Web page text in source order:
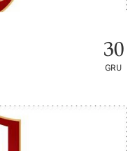
30
GRU